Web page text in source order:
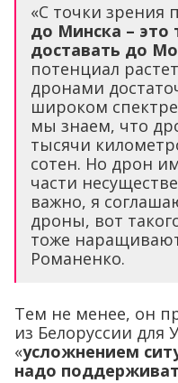
«С точки зрения
до Минска – это
доставать до
потенциал
дронами
широком
мы знаем, что
тысячи
сотен. Но дрон
части
важно, я
дроны, вот
тоже
Романенко.
Тем не менее, он
из Белоруссии для
«усложнением
надо